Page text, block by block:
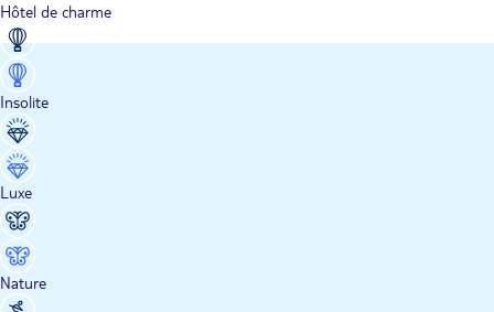
Hôtel de charme
Insolite
Luxe
Nature